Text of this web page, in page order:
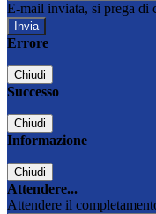
E-mail inviata, si prega di
Errore
Chiudi
Successo
Chiudi
Informazione
Chiudi
Attendere...
Attendere il